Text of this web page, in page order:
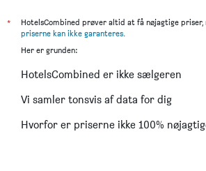
*
HotelsCombined prøver altid at få nøjagtige priser,
priserne kan ikke garanteres.
Her er grunden:
HotelsCombined er ikke sælgeren
Vi samler tonsvis af data for dig
Hvorfor er priserne ikke 100%